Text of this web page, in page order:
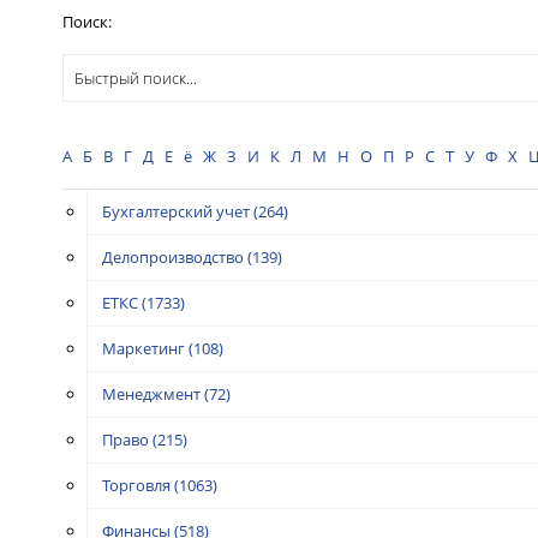
Поиск:
А Б В Г Д Е ё Ж З И К Л М Н О П Р С Т У Ф Х Ц
Бухгалтерский учет(264)
Делопроизводство (139)
ЕТКС(1733)
Маркетинг(108)
Менеджмент(72)
Право (215)
Торговля (1063)
Финансы (518)